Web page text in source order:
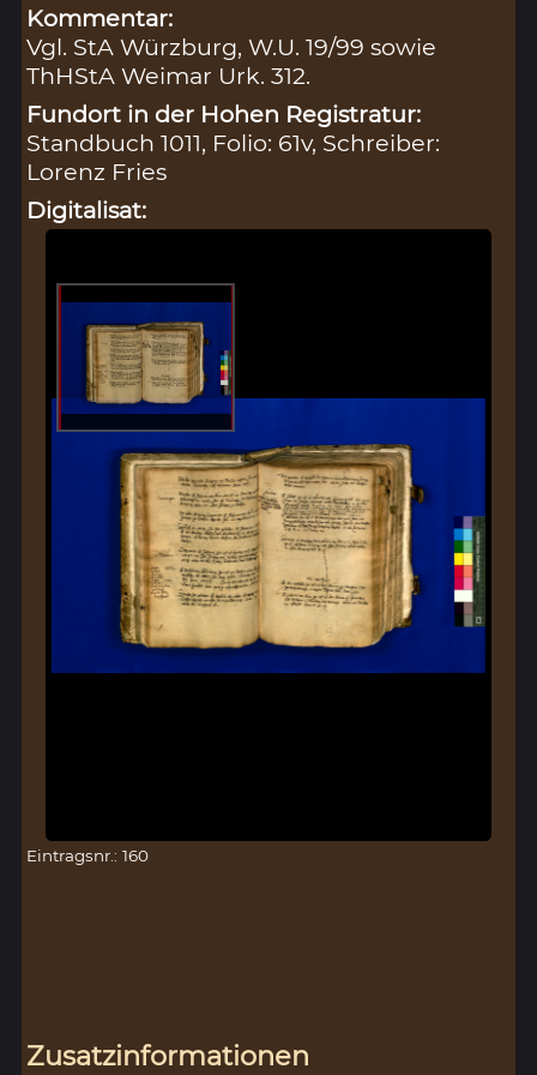
Kommentar:
Vgl. StA Würzburg, W.U. 19/99 sowie
ThHStA Weimar Urk. 312.
Fundort in der Hohen Registratur:
Standbuch 1011, Folio: 61v, Schreiber:
Lorenz Fries
Digitalisat:
Eintragsnr.: 160
Zusatzinformationen